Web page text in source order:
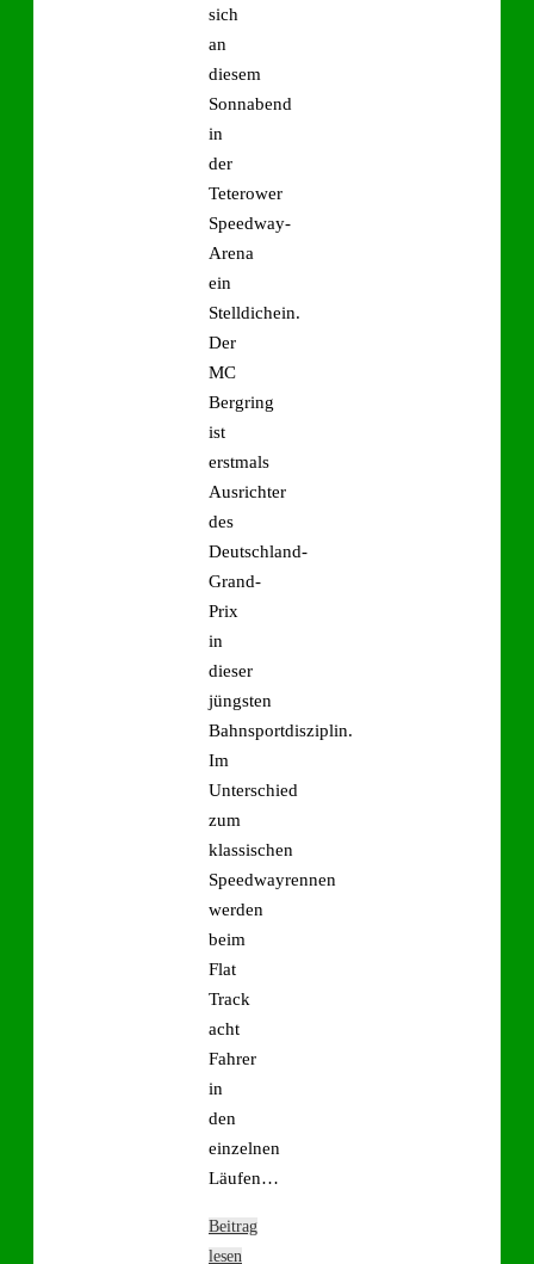
sich
an
diesem
Sonnabend
in
der
Teterower
Speedway-
Arena
ein
Stelldichein.
Der
MC
Bergring
ist
erstmals
Ausrichter
des
Deutschland-
Grand-
Prix
in
dieser
jüngsten
Bahnsportdisziplin.
Im
Unterschied
zum
klassischen
Speedwayrennen
werden
beim
Flat
Track
acht
Fahrer
in
den
einzelnen
Läufen…
Beitrag
lesen